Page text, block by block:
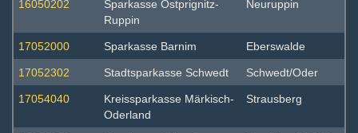
16050202
Sparkasse Ostprignitz-
Ruppin
Neuruppin
17052000 Sparkasse Barnim Eberswalde
17052302 Stadtsparkasse Schwedt Schwedt/Oder
17054040
Kreissparkasse Märkisch-
Oderland
Strausberg